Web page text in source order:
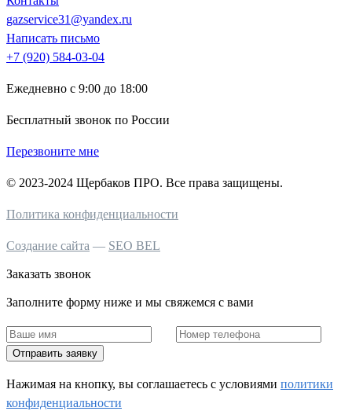
gazservice31@yandex.ru
Написать письмо
+7 (920) 584-03-04
Ежедневно с 9:00 до 18:00
Бесплатный звонок по России
Перезвоните мне
© 2023-2024 Щербаков ПРО. Все права защищены.
Политика конфиденциальности
Создание сайта — SEO BEL
Заказать звонок
Заполните форму ниже и мы свяжемся с вами
Отправить заявку
Нажимая на кнопку, вы соглашаетесь c условиями политики
конфиденциальности